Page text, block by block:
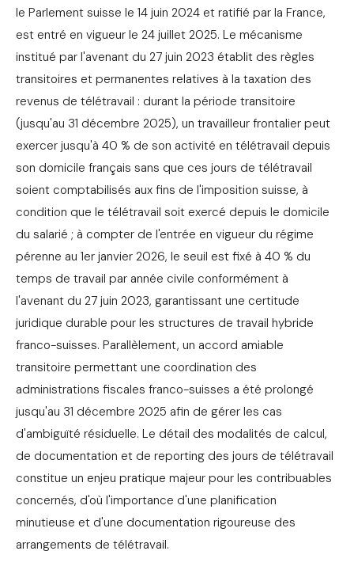
le Parlement suisse le 14 juin 2024 et ratifié par la France,
est entré en vigueur le 24 juillet 2025. Le mécanisme
institué par l'avenant du 27 juin 2023 établit des règles
transitoires et permanentes relatives à la taxation des
revenus de télétravail : durant la période transitoire
(jusqu'au 31 décembre 2025), un travailleur frontalier peut
exercer jusqu'à 40 % de son activité en télétravail depuis
son domicile français sans que ces jours de télétravail
soient comptabilisés aux fins de l'imposition suisse, à
condition que le télétravail soit exercé depuis le domicile
du salarié ; à compter de l'entrée en vigueur du régime
pérenne au 1er janvier 2026, le seuil est fixé à 40 % du
temps de travail par année civile conformément à
l'avenant du 27 juin 2023, garantissant une certitude
juridique durable pour les structures de travail hybride
franco-suisses. Parallèlement, un accord amiable
transitoire permettant une coordination des
administrations fiscales franco-suisses a été prolongé
jusqu'au 31 décembre 2025 afin de gérer les cas
d'ambiguïté résiduelle. Le détail des modalités de calcul,
de documentation et de reporting des jours de télétravail
constitue un enjeu pratique majeur pour les contribuables
concernés, d'où l'importance d'une planification
minutieuse et d'une documentation rigoureuse des
arrangements de télétravail.